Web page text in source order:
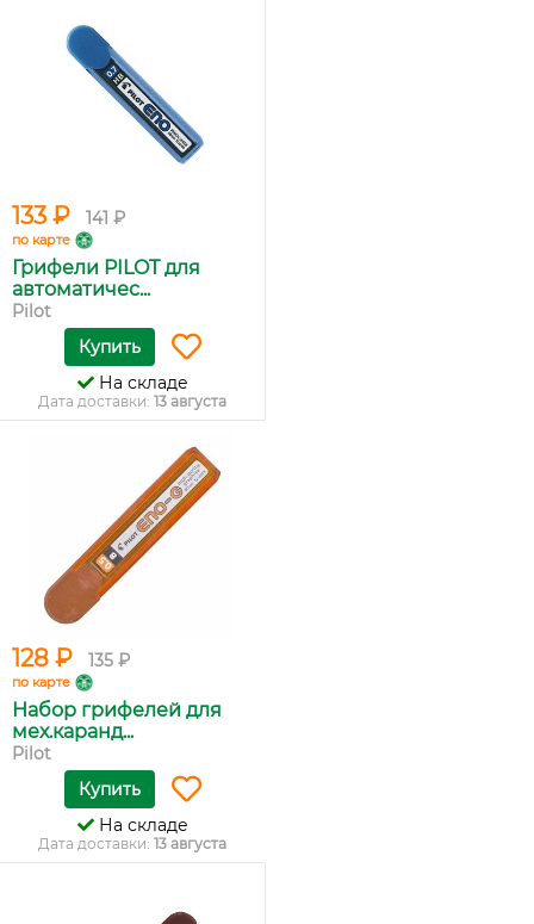
133 ₽ 141 ₽
по карте
Грифели PILOT для
автоматичес...
Pilot
Купить
На складе
Дата доставки: 13 августа
128 ₽ 135 ₽
по карте
Набор грифелей для
мех.каранд...
Pilot
Купить
На складе
Дата доставки: 13 августа